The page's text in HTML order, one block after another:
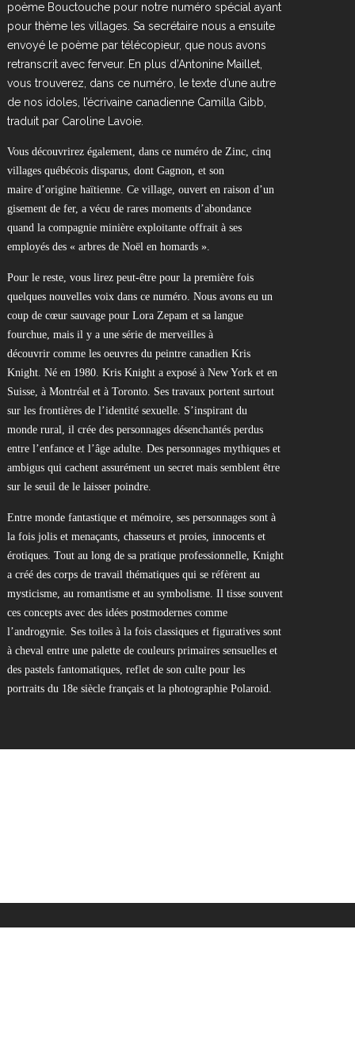
poème Bouctouche pour notre numéro spécial ayant
pour thème les villages. Sa secrétaire nous a ensuite
envoyé le poème par télécopieur, que nous avons
retranscrit avec ferveur. En plus d’Antonine Maillet,
vous trouverez, dans ce numéro, le texte d’une autre
de nos idoles, l’écrivaine canadienne Camilla Gibb,
traduit par Caroline Lavoie.
Vous découvrirez également, dans ce numéro de Zinc, cinq
villages québécois disparus, dont Gagnon, et son
maire d’origine haïtienne. Ce village, ouvert en raison d’un
gisement de fer, a vécu de rares moments d’abondance
quand la compagnie minière exploitante offrait à ses
employés des « arbres de Noël en homards ».
Pour le reste, vous lirez peut-être pour la première fois
quelques nouvelles voix dans ce numéro. Nous avons eu un
coup de cœur sauvage pour Lora Zepam et sa langue
fourchue, mais il y a une série de merveilles à
découvrir comme les oeuvres du peintre canadien Kris
Knight. Né en 1980. Kris Knight a exposé à New York et en
Suisse, à Montréal et à Toronto. Ses travaux portent surtout
sur les frontières de l’identité sexuelle. S’inspirant du
monde rural, il crée des personnages désenchantés perdus
entre l’enfance et l’âge adulte. Des personnages mythiques et
ambigus qui cachent assurément un secret mais semblent être
sur le seuil de le laisser poindre.
Entre monde fantastique et mémoire, ses personnages sont à
la fois jolis et menaçants, chasseurs et proies, innocents et
érotiques. Tout au long de sa pratique professionnelle, Knight
a créé des corps de travail thématiques qui se réfèrent au
mysticisme, au romantisme et au symbolisme. Il tisse souvent
ces concepts avec des idées postmodernes comme
l’androgynie. Ses toiles à la fois classiques et figuratives sont
à cheval entre une palette de couleurs primaires sensuelles et
des pastels fantomatiques, reflet de son culte pour les
portraits du 18e siècle français et la photographie Polaroid.